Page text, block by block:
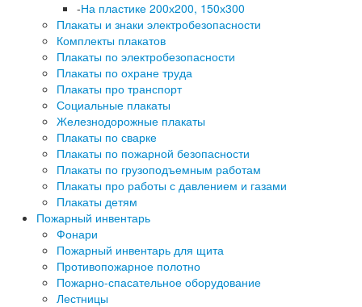
-На пластике 200х200, 150х300
Плакаты и знаки электробезопасности
Комплекты плакатов
Плакаты по электробезопасности
Плакаты по охране труда
Плакаты про транспорт
Социальные плакаты
Железнодорожные плакаты
Плакаты по сварке
Плакаты по пожарной безопасности
Плакаты по грузоподъемным работам
Плакаты про работы с давлением и газами
Плакаты детям
Пожарный инвентарь
Фонари
Пожарный инвентарь для щита
Противопожарное полотно
Пожарно-спасательное оборудование
Лестницы